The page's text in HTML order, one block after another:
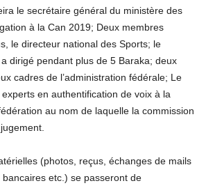
le secrétaire général du ministère des
à la Can 2019; Deux membres
le directeur national des Sports; le
a dirigé pendant plus de 5 Baraka; deux
cadres de l’administration fédérale; Le
en authentification de voix à la
au nom de laquelle la commission
(photos, reçus, échanges de mails
etc.) se passeront de